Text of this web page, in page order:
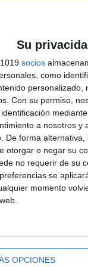
Su
socios
como
Con su permiso,
a nosotros y
De forma
otorgar o negar su
no requerir de su
se
momento
OPCIONES
un blog, es la apuesta
son los
la mayor parte
les permite.